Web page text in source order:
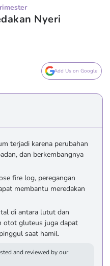
Nyeri
Add Us on Google
terjadi karena perubahan
dan berkembangnya
fire log, peregangan
membantu meredakan
di antara lutut dan
otot gluteus juga dapat
saat hamil.
and reviewed by our